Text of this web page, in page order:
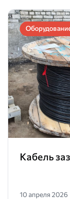
Кабель
10 апреля 2026